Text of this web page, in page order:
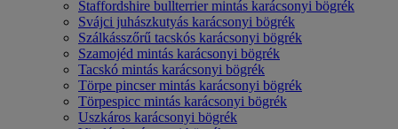
Staffordshire bullterrier mintás karácsonyi bögrék
Svájci juhászkutyás karácsonyi bögrék
Szálkásszőrű tacskós karácsonyi bögrék
Szamojéd mintás karácsonyi bögrék
Tacskó mintás karácsonyi bögrék
Törpe pincser mintás karácsonyi bögrék
Törpespicc mintás karácsonyi bögrék
Uszkáros karácsonyi bögrék